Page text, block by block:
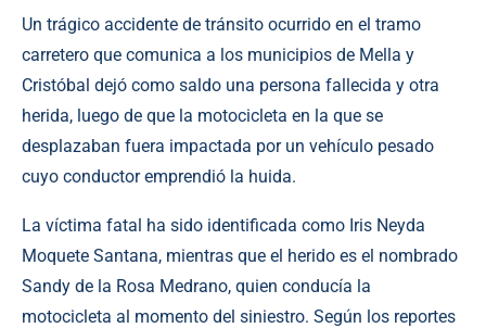
Un trágico accidente de tránsito ocurrido en el tramo
carretero que comunica a los municipios de Mella y
Cristóbal dejó como saldo una persona fallecida y otra
herida, luego de que la motocicleta en la que se
desplazaban fuera impactada por un vehículo pesado
cuyo conductor emprendió la huida.
La víctima fatal ha sido identificada como Iris Neyda
Moquete Santana, mientras que el herido es el nombrado
Sandy de la Rosa Medrano, quien conducía la
motocicleta al momento del siniestro. Según los reportes